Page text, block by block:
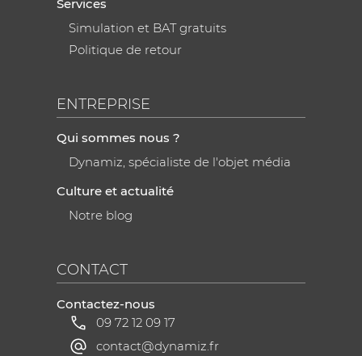
Services
Simulation et BAT gratuits
Politique de retour
ENTREPRISE
Qui sommes nous ?
Dynamiz, spécialiste de l'objet média
Culture et actualité
Notre blog
CONTACT
Contactez-nous
09 72 12 09 17
contact@dynamiz.fr